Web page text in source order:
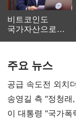
비트코인도
국가자산으로…'
주요 뉴스
공급 속도전 외치
리모델링' 제안
송영길 측 "정청
총선 지휘 못해"
이 대통령 "국가